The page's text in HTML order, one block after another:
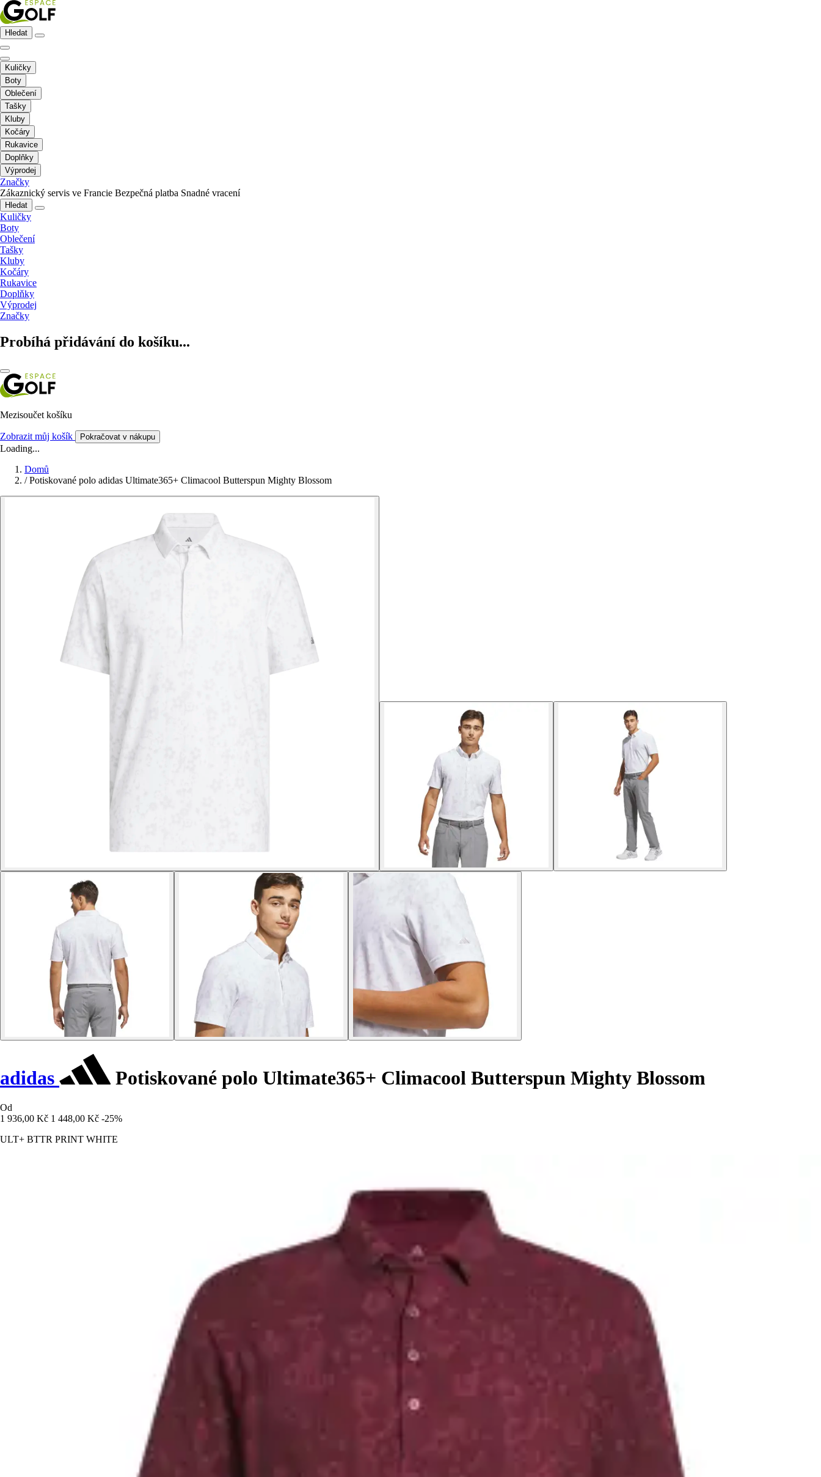
Hledat
Kuličky
Boty
Oblečení
Tašky
Kluby
Kočáry
Rukavice
Doplňky
Výprodej
Značky
Zákaznický servis ve Francie Bezpečná platba Snadné vracení
Hledat
Kuličky
Boty
Oblečení
Tašky
Kluby
Kočáry
Rukavice
Doplňky
Výprodej
Značky
Probíhá přidávání do košíku...
Mezisoučet košíku
Zobrazit můj košík Pokračovat v nákupu
Loading...
Domů
/ Potiskované polo adidas Ultimate365+ Climacool Butterspun Mighty Blossom
adidas Potiskované polo Ultimate365+ Climacool Butterspun Mighty Blossom
Od
1 936,00 Kč 1 448,00 Kč -25%
ULT+ BTTR PRINT WHITE